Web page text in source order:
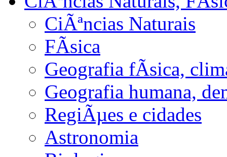
CiÃªncias Naturais
FÃ­sica
Geografia fÃ­sica,
Geografia humana,
RegiÃµes e cidades
Astronomia